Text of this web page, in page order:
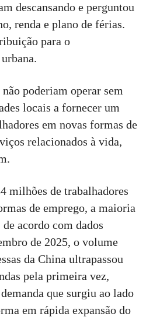
descansando e perguntou
renda e plano de férias.
para o
poderiam operar sem
locais a fornecer um
em novas formas de
relacionados à vida,
milhões de trabalhadores
de emprego, a maioria
acordo com dados
de 2025, o volume
da China ultrapassou
pela primeira vez,
que surgiu ao lado
em rápida expansão do